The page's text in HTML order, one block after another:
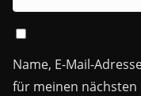
Name, E-Mail-
für meinen